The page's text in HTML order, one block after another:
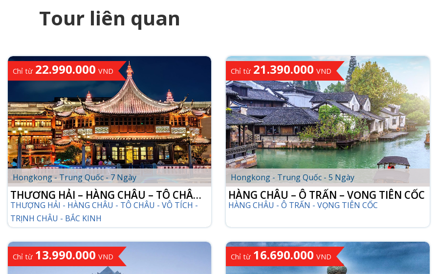
Tour liên quan
Chỉ từ 22.990.000 VND
Hongkong - Trung Quốc - 7 Ngày
THƯỢNG HẢI – HÀNG CHÂU – TÔ CHÂU -
VÔ TÍCH – TRỊNH CHÂU – BẮC KINH
THƯỢNG HẢI - HÀNG CHÂU - TÔ CHÂU - VÔ TÍCH -
TRỊNH CHÂU - BẮC KINH
CHI TIẾT TOUR
Chỉ từ 21.390.000 VND
Hongkong - Trung Quốc - 5 Ngày
HÀNG CHÂU – Ô TRẤN – VỌNG TIÊN CỐC
HÀNG CHÂU - Ô TRẤN - VỌNG TIÊN CỐC
CHI TIẾT TOUR
Chỉ từ 13.990.000 VND Chỉ từ 16.690.000 VND